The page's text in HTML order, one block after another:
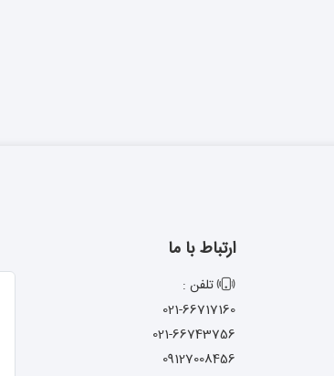
ارتباط با ما
تلفن :
021-66717160
021-66743756
09127008456